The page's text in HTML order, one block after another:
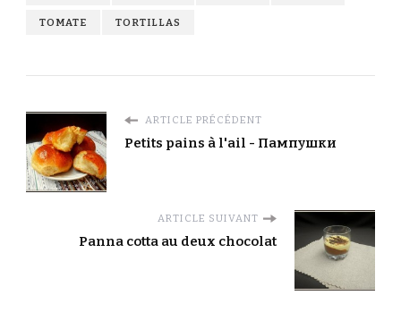
TOMATE TORTILLAS
ARTICLE PRÉCÉDENT
Petits pains à l'ail - Пампушки
ARTICLE SUIVANT
Panna cotta au deux chocolat